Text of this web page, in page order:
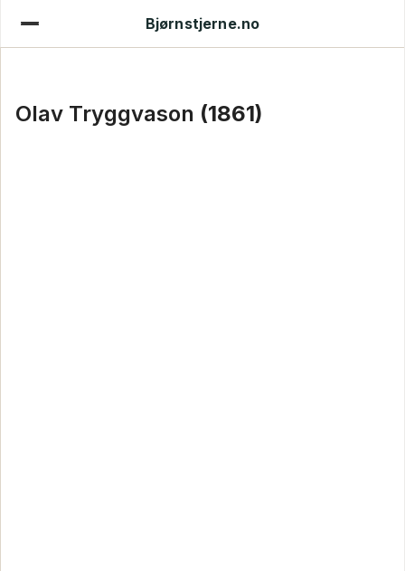
Bjørnstjerne.no
Olav Tryggvason (1861)